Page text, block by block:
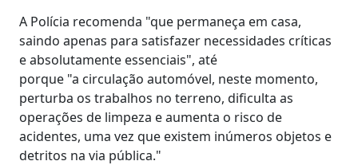
A Polícia recomenda "que permaneça em casa,
saindo apenas para satisfazer necessidades críticas
e absolutamente essenciais", até
porque "a circulação automóvel, neste momento,
perturba os trabalhos no terreno, dificulta as
operações de limpeza e aumenta o risco de
acidentes, uma vez que existem inúmeros objetos e
detritos na via pública."